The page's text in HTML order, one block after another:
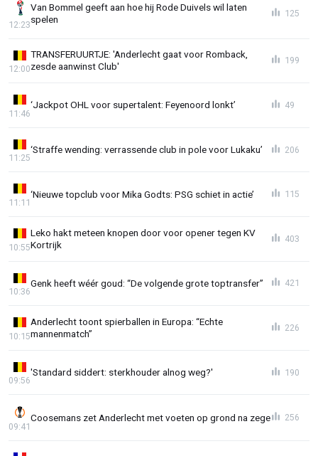
Van Bommel geeft aan hoe hij Rode Duivels wil laten
spelen
12:23
125
TRANSFERUURTJE: 'Anderlecht gaat voor Romback,
zesde aanwinst Club'
12:00
199
‘Jackpot OHL voor supertalent: Feyenoord lonkt’
11:46
49
‘Straffe wending: verrassende club in pole voor Lukaku’
11:25
206
‘Nieuwe topclub voor Mika Godts: PSG schiet in actie’
11:11
115
Leko hakt meteen knopen door voor opener tegen KV
Kortrijk
10:55
403
Genk heeft wéér goud: “De volgende grote toptransfer”
10:36
421
Anderlecht toont spierballen in Europa: “Echte
mannenmatch”
10:15
226
'Standard siddert: sterkhouder alnog weg?'
09:56
190
Coosemans zet Anderlecht met voeten op grond na zege
09:41
256